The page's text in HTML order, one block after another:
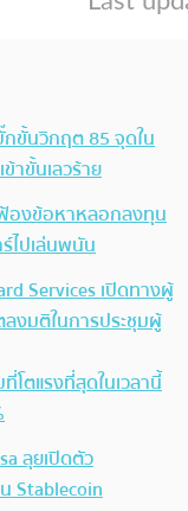
ขั้นวิกฤต 85 จุดใน
าขั้นเลวร้าย
องข้อหาหลอกลงทุน
ไปเล่นพนัน
Services เปิดทางผู้
งมติในการประชุมผู้
โตแรงที่สุดในเวลานี้
ลุยเปิดตัว
Stablecoin